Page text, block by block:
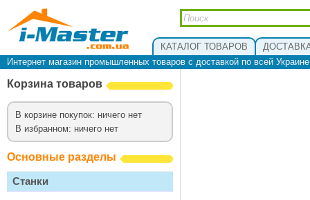
КАТАЛОГ ТОВАРОВ
Интернет магазин промышленных товаров с доставкой по всей
Корзина товаров
В корзине покупок: ничего нет
В избранном: ничего нет
Основные разделы
Станки